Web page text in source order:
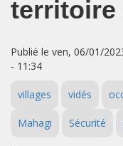
territoire
Publié le ven, 06/01/
- 11:34
villages vidés
Mahagi Sécurité